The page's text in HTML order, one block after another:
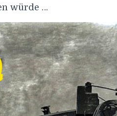
würde …